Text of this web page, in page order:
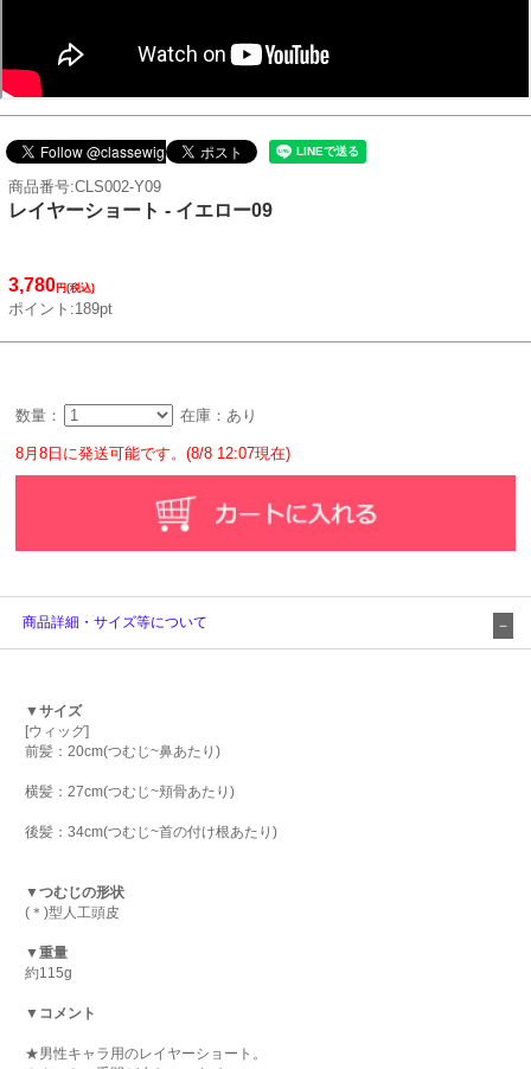
商品番号:CLS002-Y09
レイヤーショート - イエロー09
3,780円(税込)
ポイント:189pt
数量： 在庫：あり
8月8日に発送可能です。(8/8 12:07現在)
商品詳細・サイズ等について
▼サイズ
[ウィッグ]
前髪：20cm(つむじ~鼻あたり)
横髪：27cm(つむじ~頬骨あたり)
後髪：34cm(つむじ~首の付け根あたり)
▼つむじの形状
(＊)型人工頭皮
▼重量
約115g
▼コメント
★男性キャラ用のレイヤーショート。